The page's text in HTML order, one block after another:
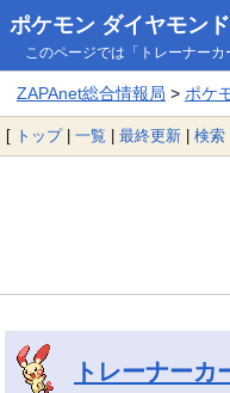
ポケモン ダイヤモン
このページでは「トレーナー
ZAPAnet総合情報局 > ポケ
[ トップ| 一覧 | 最終更新 | 検索
トレーナーカ